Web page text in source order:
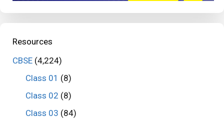
Resources
CBSE (4,224)
Class 01 (8)
Class 02 (8)
Class 03 (84)